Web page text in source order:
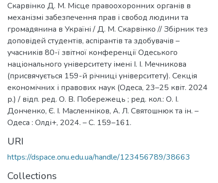
Скарвінко Д. М. Місце правоохоронних органів в
механізмі забезпечення прав і свобод людини та
громадянина в Україні / Д. М. Скарвінко // Збірник тез
доповідей студентів, аспірантів та здобувачів –
учасників 80-ї звітної конференції Одеського
національного університету імені І. І. Мечникова
(присвячується 159-й річниці університету). Секція
економічних і правових наук (Одеса, 23–25 квіт. 2024
р.) / відп. ред. О. В. Побережець ; ред. кол.: О. І.
Донченко, Є. І. Масленніков, А. Л. Святошнюк та ін. –
Одеса : Олді+, 2024. – С. 159–161.
URI
https://dspace.onu.edu.ua/handle/123456789/38663
Collections